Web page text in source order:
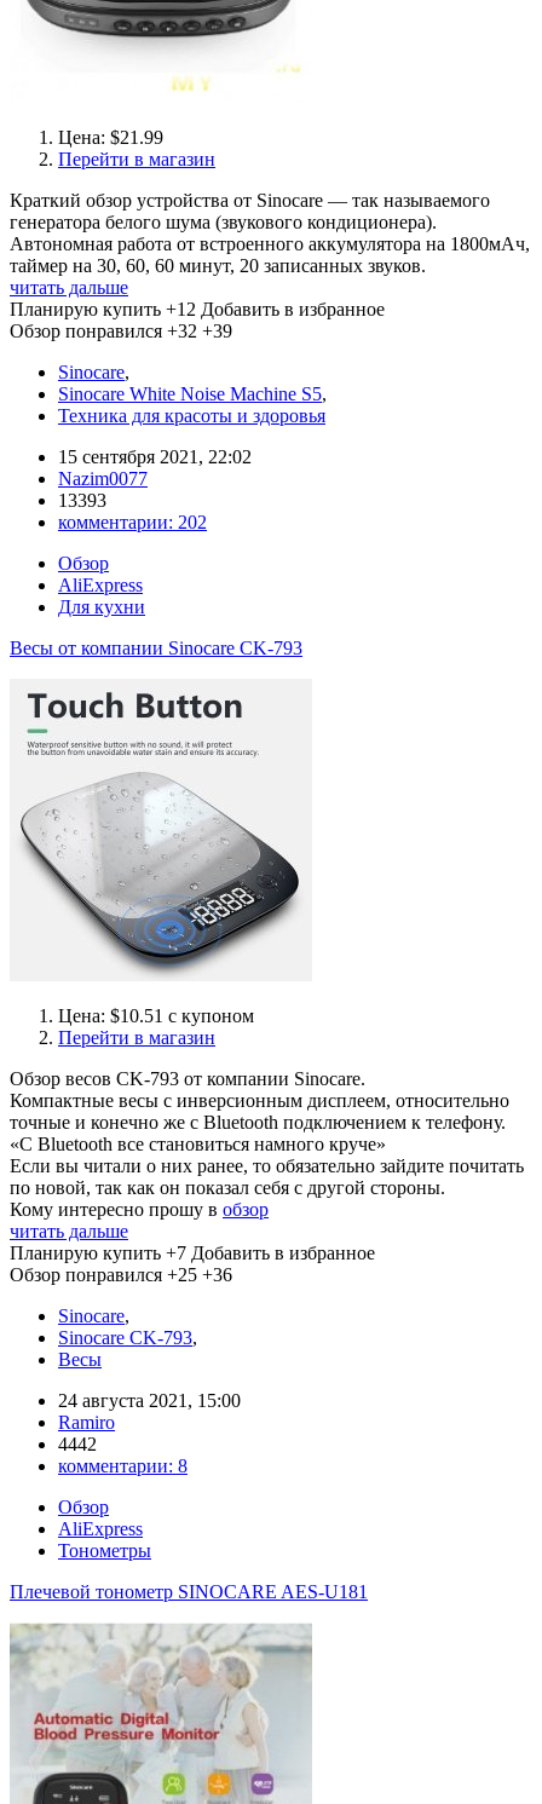
Цена: $21.99
Перейти в магазин
Краткий обзор устройства от Sinocare — так называемого
генератора белого шума (звукового кондиционера).
Автономная работа от встроенного аккумулятора на 1800мАч,
таймер на 30, 60, 60 минут, 20 записанных звуков.
читать дальше
Планирую купить +12 Добавить в избранное
Обзор понравился +32 +39
Sinocare,
Sinocare White Noise Machine S5,
Техника для красоты и здоровья
15 сентября 2021, 22:02
Nazim0077
13393
комментарии: 202
Обзор
AliExpress
Для кухни
Весы от компании Sinocare CK-793
Цена: $10.51 с купоном
Перейти в магазин
Обзор весов CK-793 от компании Sinocare.
Компактные весы с инверсионным дисплеем, относительно
точные и конечно же с Bluetooth подключением к телефону.
«С Bluetooth все становиться намного круче»
Если вы читали о них ранее, то обязательно зайдите почитать
по новой, так как он показал себя с другой стороны.
Кому интересно прошу в обзор
читать дальше
Планирую купить +7 Добавить в избранное
Обзор понравился +25 +36
Sinocare,
Sinocare CK-793,
Весы
24 августа 2021, 15:00
Ramiro
4442
комментарии: 8
Обзор
AliExpress
Тонометры
Плечевой тонометр SINOCARE AES-U181